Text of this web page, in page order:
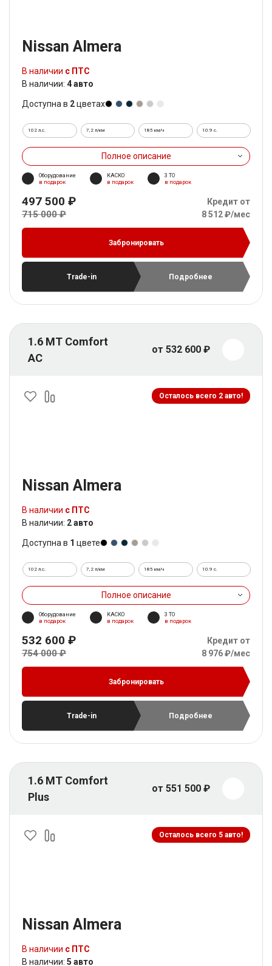
Nissan Almera
В наличии с ПТС
В наличии: 4 авто
Доступна в 2цветах
102 л.с. 7,2 л/км 185 км/ч 10.9 c.
Полное описание
Оборудование
в подарок
КАСКО
в подарок
3 ТО
в подарок
497 500 ₽
715 000 ₽
Кредит от
8 512 ₽/мес
Забронировать
Trade-in Подробнее
1.6 MT Comfort
AC
от 532 600 ₽
Осталось всего 2 авто!
Nissan Almera
В наличии с ПТС
В наличии: 2 авто
Доступна в 1 цвете
102 л.с. 7,2 л/км 185 км/ч 10.9 c.
Полное описание
Оборудование
в подарок
КАСКО
в подарок
3 ТО
в подарок
532 600 ₽
754 000 ₽
Кредит от
8 976 ₽/мес
Забронировать
Trade-in Подробнее
1.6 MT Comfort
Plus
от 551 500 ₽
Осталось всего 5 авто!
Nissan Almera
В наличии с ПТС
В наличии: 5 авто